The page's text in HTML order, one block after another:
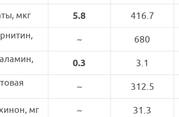
мкг 5.8 416.7
~ 680
0.3 3.1
~ 312.5
мг ~ 31.3